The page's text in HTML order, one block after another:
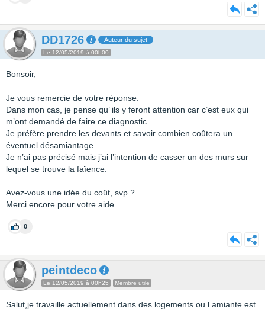
DD1726 Auteur du sujet
Le 12/05/2019 à 00h00
Bonsoir,
Je vous remercie de votre réponse.
Dans mon cas, je pense qu’ ils y feront attention car c’est eux qui
m’ont demandé de faire ce diagnostic.
Je préfère prendre les devants et savoir combien coûtera un
éventuel désamiantage.
Je n’ai pas précisé mais j’ai l’intention de casser un des murs sur
lequel se trouve la faïence.
Avez-vous une idée du coût, svp ?
Merci encore pour votre aide.
0
peintdeco
Le 12/05/2019 à 00h25 Membre utile
Salut,je travaille actuellement dans des logements ou l amiante est